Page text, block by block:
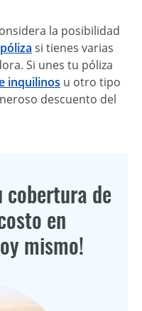
la posibilidad
si tienes varias
Si unes tu póliza
inquilinos u otro tipo
descuento del
cobertura de
en
mismo!